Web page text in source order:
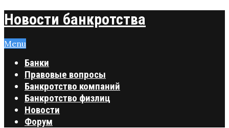
Новости банкротства
Menu
Банки
Правовые вопросы
Банкротство компаний
Банкротство физлиц
Новости
Форум